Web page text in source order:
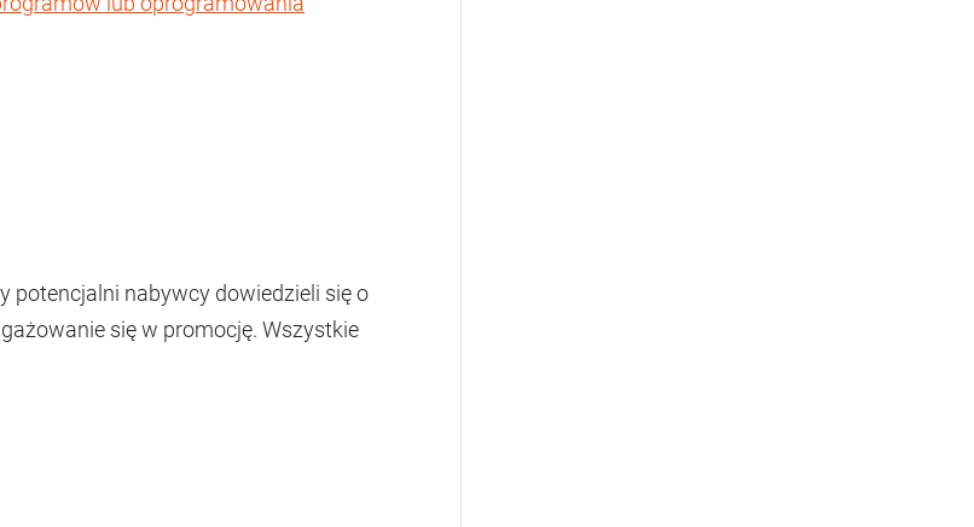
potencjalni nabywcy dowiedzieli się o
się w promocję. Wszystkie